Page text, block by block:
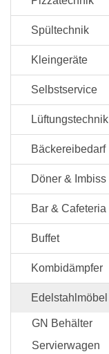
Spültechnik
Kleingeräte
Selbstservice
Lüftungstechnik
Bäckereibedarf
Döner & Imbiss
Bar & Cafeteria
Buffet
Kombidämpfer
Edelstahlmöbel
GN Behälter
Servierwagen